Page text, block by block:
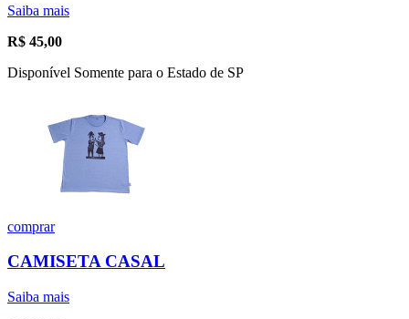
Saiba mais
R$ 45,00
Disponível Somente para o Estado de SP
comprar
CAMISETA CASAL
Saiba mais